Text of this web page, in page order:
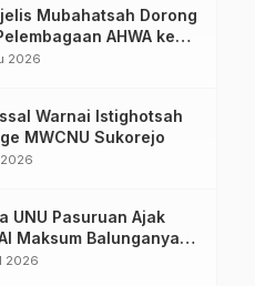
Mubahatsah Dorong
AHWA ke
Mendatang
2026
Warnai Istighotsah
MWCNU Sukorejo
Maksum Balunganyar
Bersusun
2026